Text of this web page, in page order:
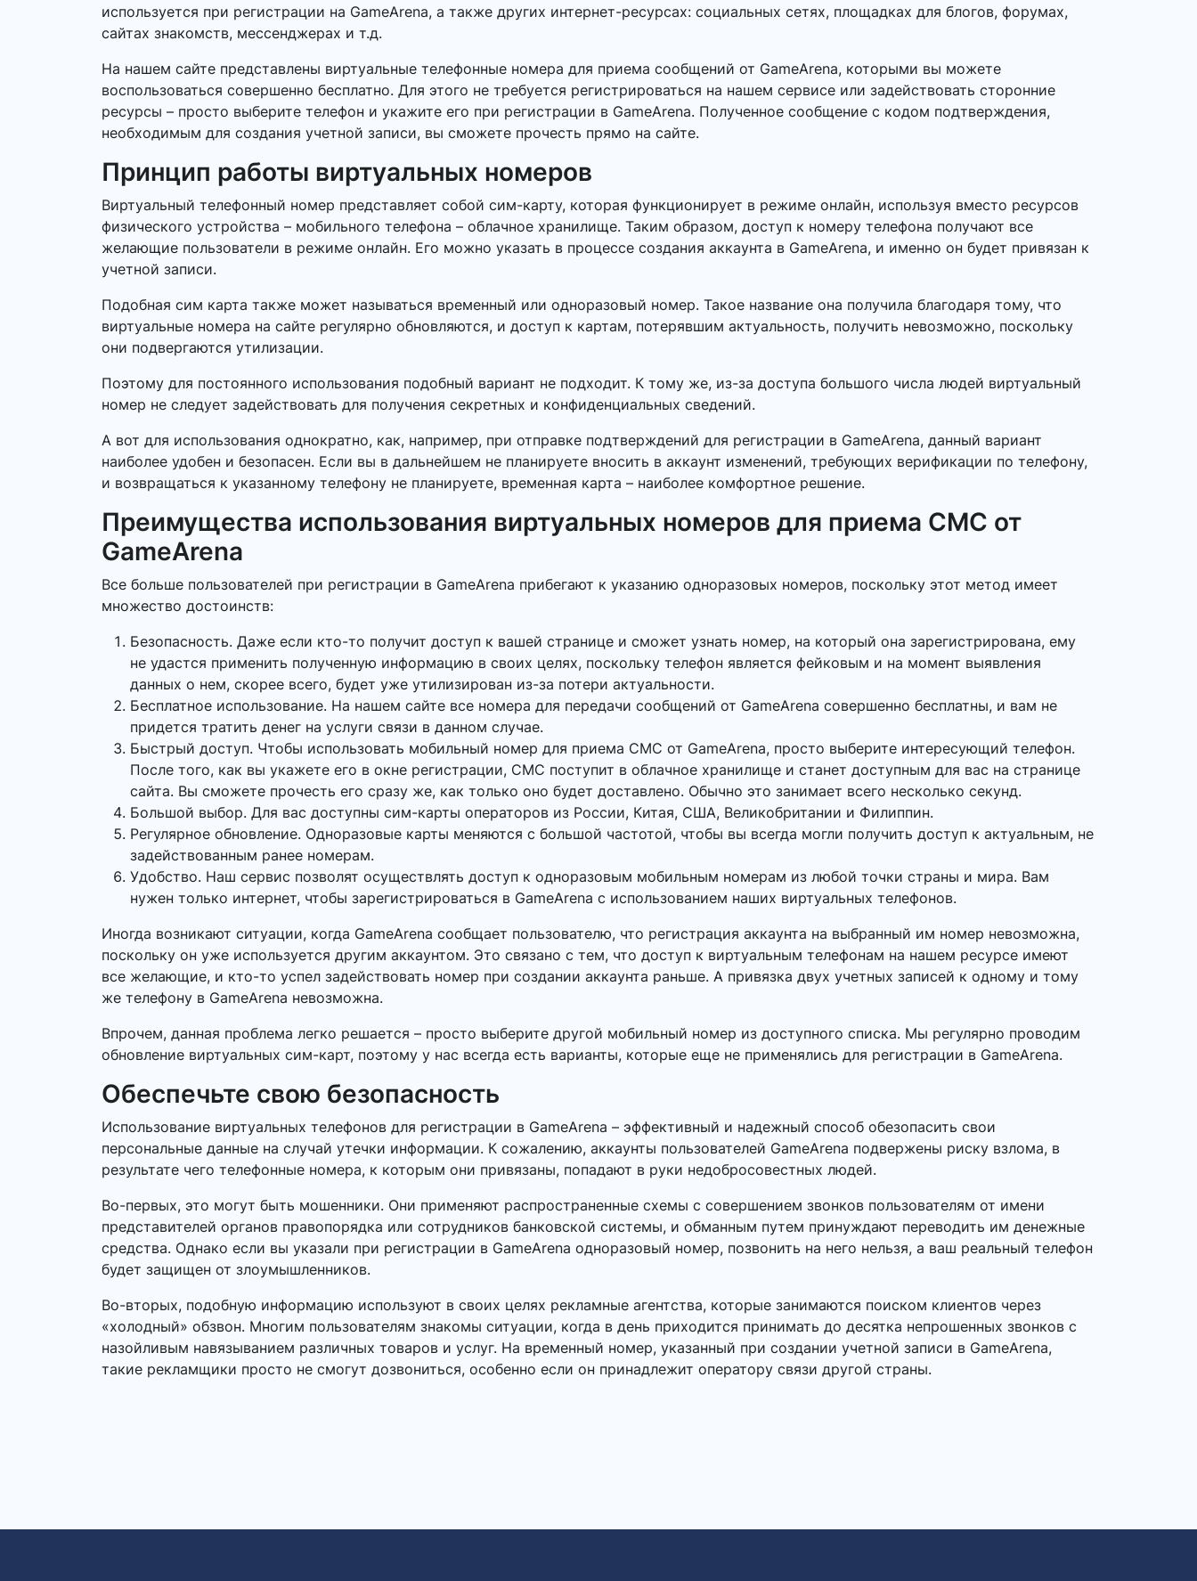
используется при регистрации на GameArena, а также других интернет-ресурсах: социальных сетях, площадках для блогов, форумах,
сайтах знакомств, мессенджерах и т.д.
На нашем сайте представлены виртуальные телефонные номера для приема сообщений от GameArena, которыми вы можете
воспользоваться совершенно бесплатно. Для этого не требуется регистрироваться на нашем сервисе или задействовать сторонние
ресурсы – просто выберите телефон и укажите его при регистрации в GameArena. Полученное сообщение с кодом подтверждения,
необходимым для создания учетной записи, вы сможете прочесть прямо на сайте.
Принцип работы виртуальных номеров
Виртуальный телефонный номер представляет собой сим-карту, которая функционирует в режиме онлайн, используя вместо ресурсов
физического устройства – мобильного телефона – облачное хранилище. Таким образом, доступ к номеру телефона получают все
желающие пользователи в режиме онлайн. Его можно указать в процессе создания аккаунта в GameArena, и именно он будет привязан к
учетной записи.
Подобная сим карта также может называться временный или одноразовый номер. Такое название она получила благодаря тому, что
виртуальные номера на сайте регулярно обновляются, и доступ к картам, потерявшим актуальность, получить невозможно, поскольку
они подвергаются утилизации.
Поэтому для постоянного использования подобный вариант не подходит. К тому же, из-за доступа большого числа людей виртуальный
номер не следует задействовать для получения секретных и конфиденциальных сведений.
А вот для использования однократно, как, например, при отправке подтверждений для регистрации в GameArena, данный вариант
наиболее удобен и безопасен. Если вы в дальнейшем не планируете вносить в аккаунт изменений, требующих верификации по телефону,
и возвращаться к указанному телефону не планируете, временная карта – наиболее комфортное решение.
Преимущества использования виртуальных номеров для приема СМС от
GameArena
Все больше пользователей при регистрации в GameArena прибегают к указанию одноразовых номеров, поскольку этот метод имеет
множество достоинств:
Безопасность. Даже если кто-то получит доступ к вашей странице и сможет узнать номер, на который она зарегистрирована, ему
не удастся применить полученную информацию в своих целях, поскольку телефон является фейковым и на момент выявления
данных о нем, скорее всего, будет уже утилизирован из-за потери актуальности.
Бесплатное использование. На нашем сайте все номера для передачи сообщений от GameArena совершенно бесплатны, и вам не
придется тратить денег на услуги связи в данном случае.
Быстрый доступ. Чтобы использовать мобильный номер для приема СМС от GameArena, просто выберите интересующий телефон.
После того, как вы укажете его в окне регистрации, СМС поступит в облачное хранилище и станет доступным для вас на странице
сайта. Вы сможете прочесть его сразу же, как только оно будет доставлено. Обычно это занимает всего несколько секунд.
Большой выбор. Для вас доступны сим-карты операторов из России, Китая, США, Великобритании и Филиппин.
Регулярное обновление. Одноразовые карты меняются с большой частотой, чтобы вы всегда могли получить доступ к актуальным, не
задействованным ранее номерам.
Удобство. Наш сервис позволят осуществлять доступ к одноразовым мобильным номерам из любой точки страны и мира. Вам
нужен только интернет, чтобы зарегистрироваться в GameArena с использованием наших виртуальных телефонов.
Иногда возникают ситуации, когда GameArena сообщает пользователю, что регистрация аккаунта на выбранный им номер невозможна,
поскольку он уже используется другим аккаунтом. Это связано с тем, что доступ к виртуальным телефонам на нашем ресурсе имеют
все желающие, и кто-то успел задействовать номер при создании аккаунта раньше. А привязка двух учетных записей к одному и тому
же телефону в GameArena невозможна.
Впрочем, данная проблема легко решается – просто выберите другой мобильный номер из доступного списка. Мы регулярно проводим
обновление виртуальных сим-карт, поэтому у нас всегда есть варианты, которые еще не применялись для регистрации в GameArena.
Обеспечьте свою безопасность
Использование виртуальных телефонов для регистрации в GameArena – эффективный и надежный способ обезопасить свои
персональные данные на случай утечки информации. К сожалению, аккаунты пользователей GameArena подвержены риску взлома, в
результате чего телефонные номера, к которым они привязаны, попадают в руки недобросовестных людей.
Во-первых, это могут быть мошенники. Они применяют распространенные схемы с совершением звонков пользователям от имени
представителей органов правопорядка или сотрудников банковской системы, и обманным путем принуждают переводить им денежные
средства. Однако если вы указали при регистрации в GameArena одноразовый номер, позвонить на него нельзя, а ваш реальный телефон
будет защищен от злоумышленников.
Во-вторых, подобную информацию используют в своих целях рекламные агентства, которые занимаются поиском клиентов через
«холодный» обзвон. Многим пользователям знакомы ситуации, когда в день приходится принимать до десятка непрошенных звонков с
назойливым навязыванием различных товаров и услуг. На временный номер, указанный при создании учетной записи в GameArena,
такие рекламщики просто не смогут дозвониться, особенно если он принадлежит оператору связи другой страны.